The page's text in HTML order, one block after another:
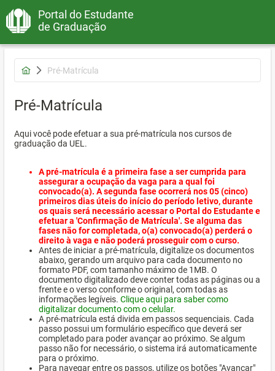
Portal do Estudante
de Graduação
Pré-Matrícula
Pré-Matrícula
Aqui você pode efetuar a sua pré-matrícula nos cursos de
graduação da UEL.
A pré-matrícula é a primeira fase a ser cumprida para
assegurar a ocupação da vaga para a qual foi
convocado(a). A segunda fase ocorrerá nos 05 (cinco)
primeiros dias úteis do início do período letivo, durante
os quais será necessário acessar o Portal do Estudante e
efetuar a 'Confirmação de Matrícula'. Se alguma das
fases não for completada, o(a) convocado(a) perderá o
direito à vaga e não poderá prosseguir com o curso.
Antes de iniciar a pré-matrícula, digitalize os documentos
abaixo, gerando um arquivo para cada documento no
formato PDF, com tamanho máximo de 1MB. O
documento digitalizado deve conter todas as páginas ou a
frente e o verso conforme o original, com todas as
informações legíveis. Clique aqui para saber como
digitalizar documento com o celular.
A pré-matrícula está divida em passos sequenciais. Cada
passo possui um formulário específico que deverá ser
completado para poder avançar ao próximo. Se algum
passo não for necessário, o sistema irá automaticamente
para o próximo.
Para navegar entre os passos, utilize os botões "Avançar"